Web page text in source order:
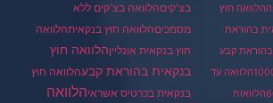
הלוואה חוץ
בהוראת
בהוראת קבע
הלוואה עד
הלוואות
בצ'קיםהלוואה בצ'קים ללא
מסמכיםהלוואה חוץ בנקאיתהלוואה
חוץ בנקאית אונלייןהלוואה חוץ
בנקאית בהוראת קבעהלוואה חוץ
בנקאית בכרטיס אשראיהלוואה